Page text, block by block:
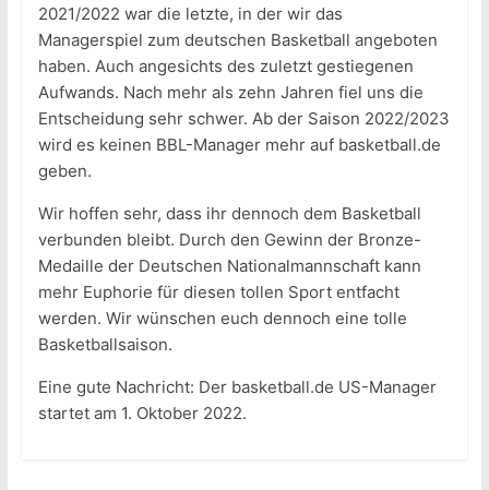
2021/2022 war die letzte, in der wir das
Managerspiel zum deutschen Basketball angeboten
haben. Auch angesichts des zuletzt gestiegenen
Aufwands. Nach mehr als zehn Jahren fiel uns die
Entscheidung sehr schwer. Ab der Saison 2022/2023
wird es keinen BBL-Manager mehr auf basketball.de
geben.
Wir hoffen sehr, dass ihr dennoch dem Basketball
verbunden bleibt. Durch den Gewinn der Bronze-
Medaille der Deutschen Nationalmannschaft kann
mehr Euphorie für diesen tollen Sport entfacht
werden. Wir wünschen euch dennoch eine tolle
Basketballsaison.
Eine gute Nachricht: Der basketball.de US-Manager
startet am 1. Oktober 2022.